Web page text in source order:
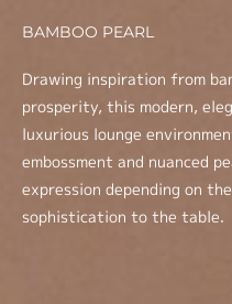
BAMBOO PEARL
Drawing inspiration from
prosperity, this modern,
luxurious lounge
embossment and nuanced
expression depending on
sophistication to the table.